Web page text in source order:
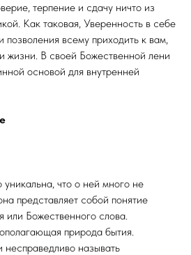
терпение и сдачу ничто из
Как таковая, Уверенность в себе
всему приходить к вам,
жизни. В своей Божественной лени
основой для внутренней
что о ней много не
представляет собой понятие
или Божественного слова.
природа бытия.
называть